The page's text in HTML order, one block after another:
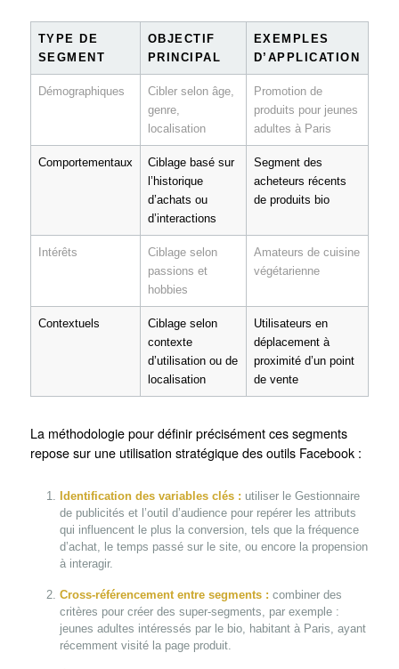
TYPE DE
SEGMENT
OBJECTIF
PRINCIPAL
EXEMPLES
D’APPLICATION
Démographiques
Cibler selon âge,
genre,
localisation
Promotion de
produits pour jeunes
adultes à Paris
Comportementaux
Ciblage basé sur
l’historique
d’achats ou
d’interactions
Segment des
acheteurs récents
de produits bio
Intérêts
Ciblage selon
passions et
hobbies
Amateurs de cuisine
végétarienne
Contextuels
Ciblage selon
contexte
d’utilisation ou de
localisation
Utilisateurs en
déplacement à
proximité d’un point
de vente
La méthodologie pour définir précisément ces segments
repose sur une utilisation stratégique des outils Facebook :
Identification des variables clés : utiliser le Gestionnaire
de publicités et l’outil d’audience pour repérer les attributs
qui influencent le plus la conversion, tels que la fréquence
d’achat, le temps passé sur le site, ou encore la propension
à interagir.
Cross-référencement entre segments : combiner des
critères pour créer des super-segments, par exemple :
jeunes adultes intéressés par le bio, habitant à Paris, ayant
récemment visité la page produit.